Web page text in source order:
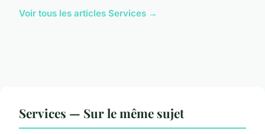
Voir tous les articles Services →
Services — Sur le même sujet